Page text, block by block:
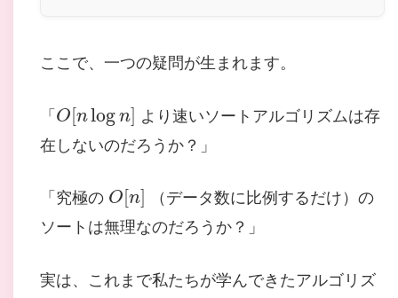
ここで、一つの疑問が生まれます。
「
O[ n
より速いソートアルゴリズムは存
在しないのだろうか？」
「究極の
O[ n
（データ数に比例するだけ）の
ソートは無理なのだろうか？」
実は、これまで私たちが学んできたアルゴリズ